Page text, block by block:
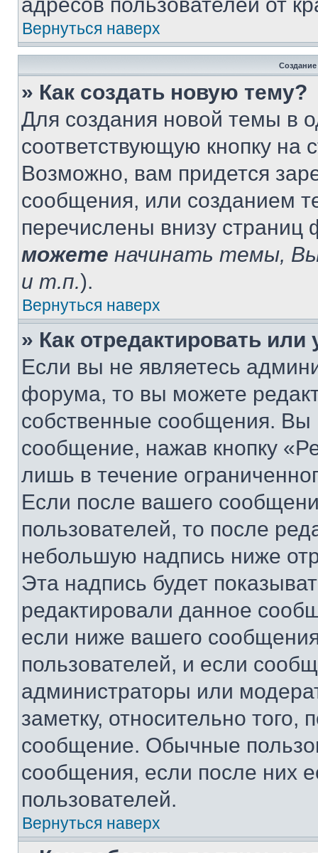
Вернуться наверх
» Как создать новую тему?
Для создания новой темы в
соответствующую кнопку
Возможно, вам придется
сообщения, или созданием
перечислены внизу
можете начинать темы,
и т.п.).
Вернуться наверх
» Как отредактировать
Если вы не являетесь
форума, то вы можете
собственные сообщения. Вы
сообщение, нажав кнопку
лишь в течение
Если после вашего
пользователей, то после
небольшую надпись ниже
Эта надпись будет
редактировали данное
если ниже вашего
пользователей, и если
администраторы или
заметку, относительно
сообщение. Обычные
сообщения, если после них
пользователей.
Вернуться наверх